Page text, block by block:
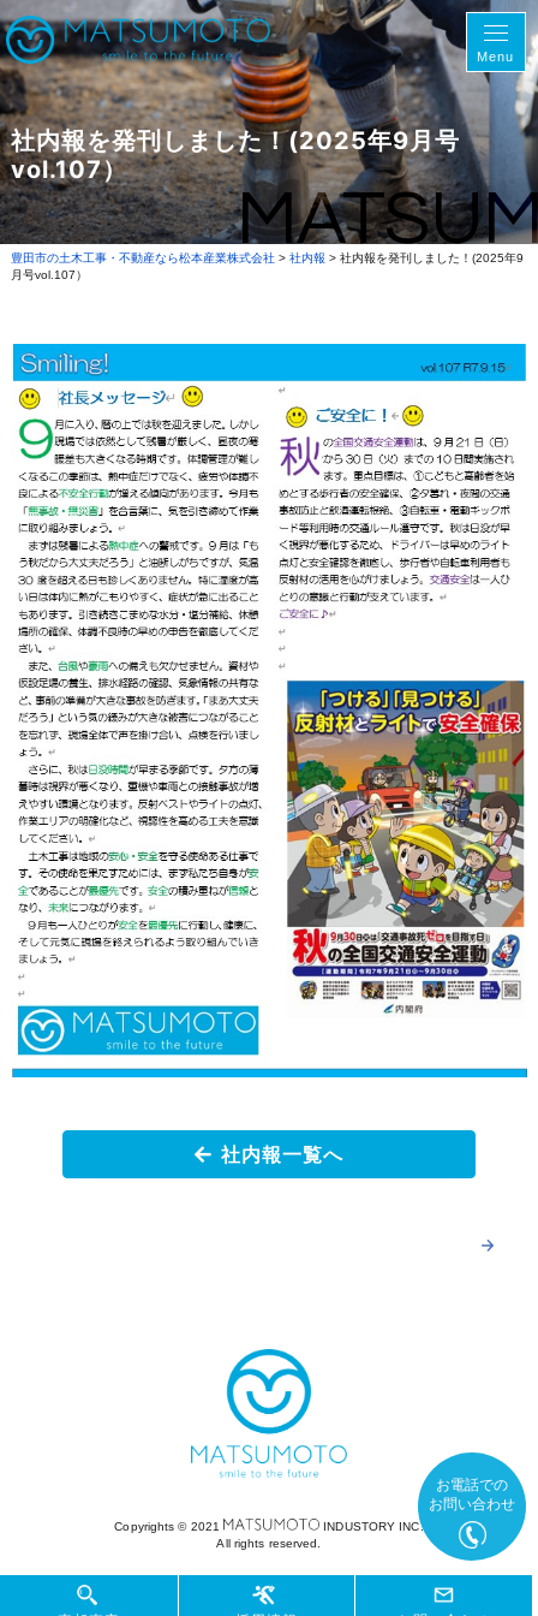
Menu
社内報を発刊しました！(2025年9月号
vol.107）
豊田市の土木工事・不動産なら松本産業株式会社> 社内報 > 社内報を発刊しました！(2025年9
月号vol.107）
社内報一覧へ
Copyrights ©︎ 2021
INDUSTORY INC.
All rights reserved.
お電話での
お問い合わせ